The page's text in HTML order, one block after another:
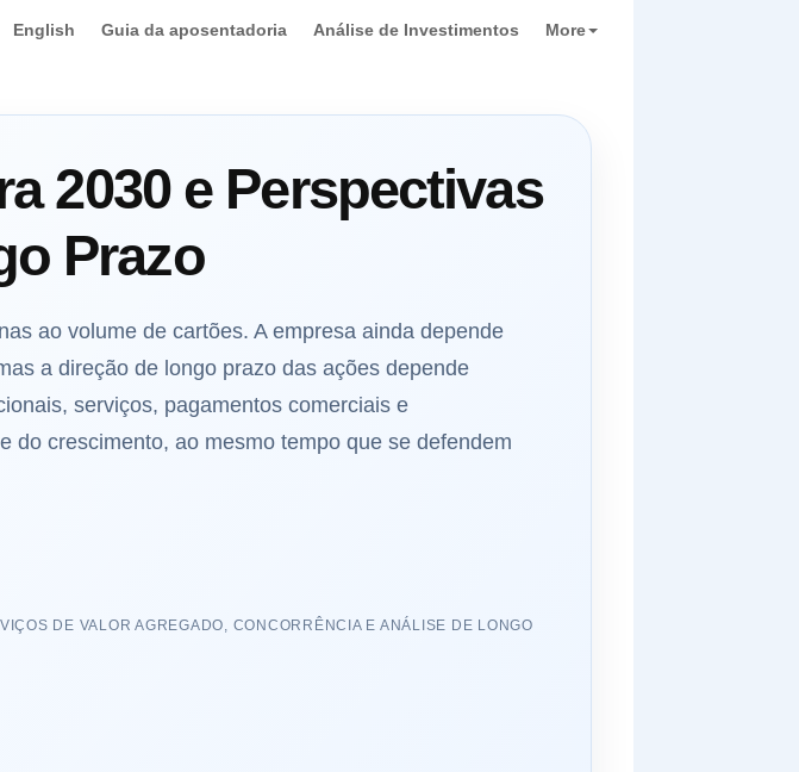
English Guia da aposentadoria Análise de Investimentos More
2030 e Perspectivas
Prazo
ao volume de cartões. A empresa ainda depende
a direção de longo prazo das ações depende
serviços, pagamentos comerciais e
do crescimento, ao mesmo tempo que se defendem
DE VALOR AGREGADO, CONCORRÊNCIA E ANÁLISE DE LONGO